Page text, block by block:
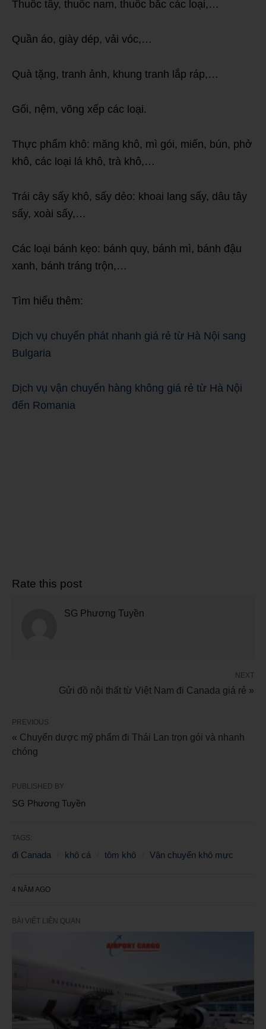
Thuốc tây, thuốc nam, thuốc bắc các loại,…
Quần áo, giày dép, vải vóc,…
Quà tặng, tranh ảnh, khung tranh lắp ráp,…
Gối, nệm, võng xếp các loại.
Thực phẩm khô: măng khô, mì gói, miến, bún, phở
khô, các loại lá khô, trà khô,…
Trái cây sấy khô, sấy dẻo: khoai lang sấy, dâu tây
sấy, xoài sấy,…
Các loại bánh kẹo: bánh quy, bánh mì, bánh đậu
xanh, bánh tráng trộn,…
Tìm hiểu thêm:
Dịch vụ chuyển phát nhanh giá rẻ từ Hà Nội sang
Bulgaria
Dịch vụ vận chuyển hàng không giá rẻ từ Hà Nội
đến Romania
Rate this post
SG Phương Tuyền
NEXT
Gửi đồ nội thất từ Việt Nam đi Canada giá rẻ »
PREVIOUS
« Chuyển dược mỹ phẩm đi Thái Lan trọn gói và nhanh
chóng
PUBLISHED BY
SG Phương Tuyền
TAGS:
đi Canada khô cá tôm khô Vận chuyển khô mực
4 NĂM AGO
BÀI VIẾT LIÊN QUAN